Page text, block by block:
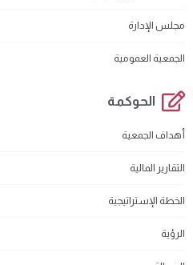
مجلس الإدارة
الجمعية العمومية
الحوكمة
أهداف الجمعية
التقارير المالية
الخطة الإستراتيجية
الرؤية